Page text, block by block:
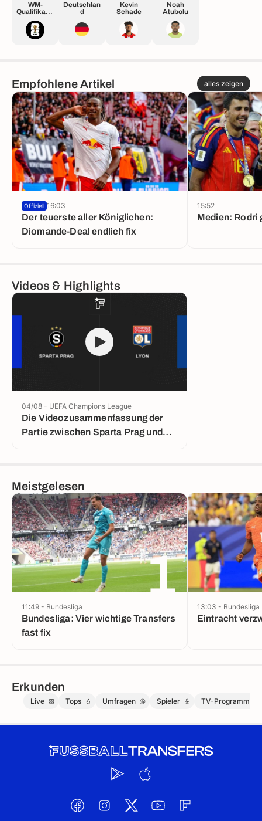
WM-
Qualifikatio
n Europa
Deutschlan
d
Kevin
Schade
Noah
Atubolu
Empfohlene Artikel alles zeigen
Der teuerste aller Königlichen:
Diomande-Deal endlich fix
Offiziell 16:03
Medien: Rodri
15:52
Videos & Highlights
Die Videozusammenfassung der
Partie zwischen Sparta Prag und
04/08 - UEFA Champions League
Meistgelesen
1
Bundesliga: Vier wichtige Transfers
fast fix
11:49 - Bundesliga
Eintracht
13:03 - Bundesliga
Erkunden
Live Tops Umfragen Spieler TV-Programm